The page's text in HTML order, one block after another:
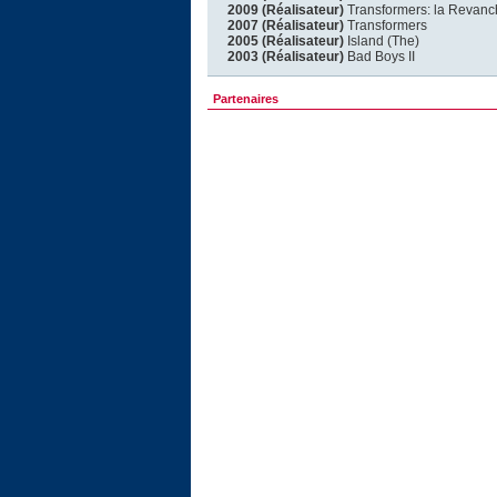
2009 (Réalisateur) Transformers: la
2007 (Réalisateur) Transformers
2005 (Réalisateur) Island (The)
2003 (Réalisateur) Bad Boys II
Partenaires